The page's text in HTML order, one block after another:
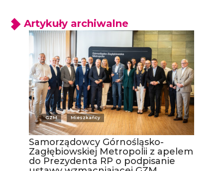
Artykuły archiwalne
GZM Mieszkańcy
Samorządowcy Górnośląsko-
Zagłębiowskiej Metropolii z apelem
do Prezydenta RP o podpisanie